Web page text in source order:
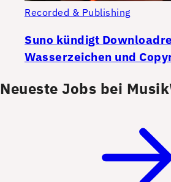
Recorded & Publishing
Suno kündigt
Wasserzeichen und
Neueste Jobs bei